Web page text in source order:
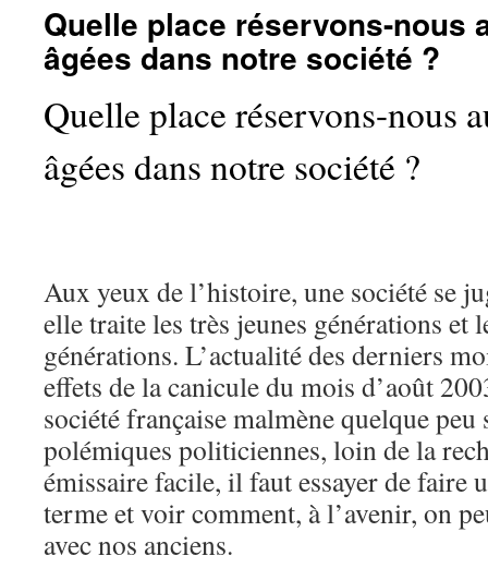
Quelle place réservons-nous
âgées dans notre société ?
Quelle place réservons-nous
âgées dans notre société ?
Aux yeux de l’histoire, une société se
elle traite les très jeunes générations et
générations. L’actualité des derniers
effets de la canicule du mois d’août
société française malmène quelque peu
polémiques politiciennes, loin de la
émissaire facile, il faut essayer de faire
terme et voir comment, à l’avenir, on
avec nos anciens.